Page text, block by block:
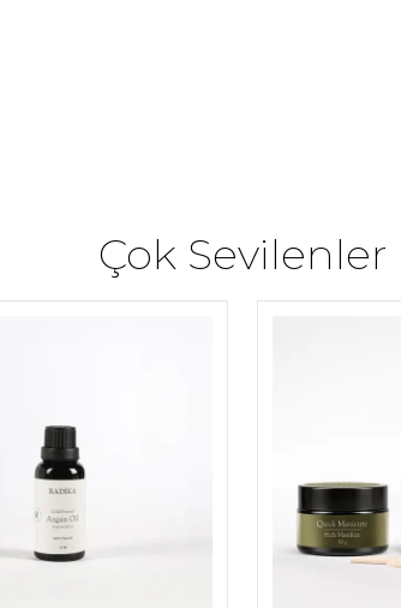
Çok Sevilenler